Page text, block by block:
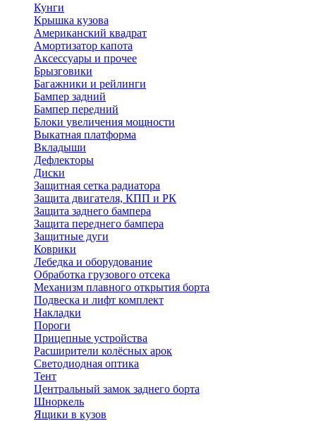
Кунги
Крышка кузова
Американский квадрат
Амортизатор капота
Аксессуары и прочее
Брызговики
Багажники и рейлинги
Бампер задний
Бампер передний
Блоки увеличения мощности
Выкатная платформа
Вкладыши
Дефлекторы
Диски
Защитная сетка радиатора
Защита двигателя, КПП и РК
Защита заднего бампера
Защита переднего бампера
Защитные дуги
Коврики
Лебедка и оборудование
Обработка грузового отсека
Механизм плавного открытия борта
Подвеска и лифт комплект
Накладки
Пороги
Прицепные устройства
Расширители колёсных арок
Светодиодная оптика
Тент
Центральный замок заднего борта
Шноркель
Ящики в кузов